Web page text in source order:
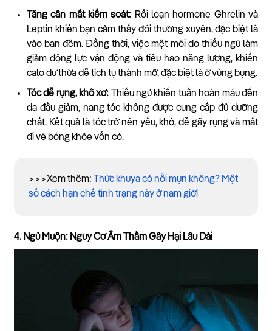
Tăng cân mất kiểm soát: Rối loạn hormone Ghrelin và
Leptin khiến bạn cảm thấy đói thường xuyên, đặc biệt là
vào ban đêm. Đồng thời, việc mệt mỏi do thiếu ngủ làm
giảm động lực vận động và tiêu hao năng lượng, khiến
calo dư thừa dễ tích tụ thành mỡ, đặc biệt là ở vùng bụng.
Tóc dễ rụng, khô xơ:
Thiếu ngủ khiến tuần hoàn máu đến
da đầu giảm, nang tóc không được cung cấp đủ dưỡng
chất. Kết quả là tóc trở nên yếu, khô, dễ gãy rụng và mất
đi vẻ bóng khỏe vốn có.
>>>Xem thêm:
Thức khuya có nổi mụn không? Một
số cách hạn chế tình trạng này ở nam giới
4. Ngủ Muộn: Nguy Cơ Âm Thầm Gây Hại Lâu Dài